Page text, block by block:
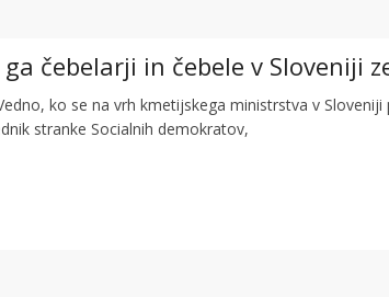
čebelarji in čebele v Sloveniji
ko se na vrh kmetijskega ministrstva v
stranke Socialnih demokratov,